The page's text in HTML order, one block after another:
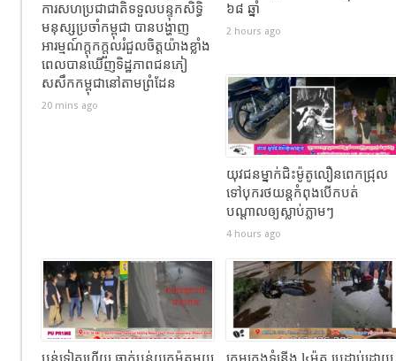
ការសហប្រជាជាតិទទួលបន្ទុកសិទ្ធិ
មនុស្សប្រចាំកម្ពុជា បានបង្ហាញ
អារម្មណ៍ក្តុកក្តួលរំជួលចិត្តយ៉ាងខ្លាំង
ពេលបានឃើញទិដ្ឋភាពជនភៀ
សសឹកកម្ពុជានៅតាមព្រំដែន
20 mins ago
៦៨ ឆ្នាំ
2 hours ago
យុវជនម្នាក់ជិះម៉ូតូលឿនពេកជ្រុល
ទៅបុករថយន្តកំពុងបើកបត់
បណ្តាលឲ្យស្លាប់ភ្លាមៗ
4 hours ago